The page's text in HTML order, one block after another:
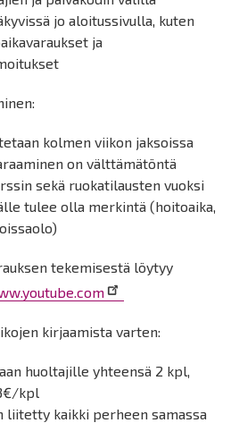
jo aloitussivulla, kuten
ja
kolmen viikon jaksoissa
on välttämätöntä
sekä ruokatilausten vuoksi
tulee olla merkintä (hoitoaika,
tekemisestä löytyy
kirjaamista varten:
huoltajille yhteensä 2 kpl,
kpl
liitetty kaikki perheen samassa